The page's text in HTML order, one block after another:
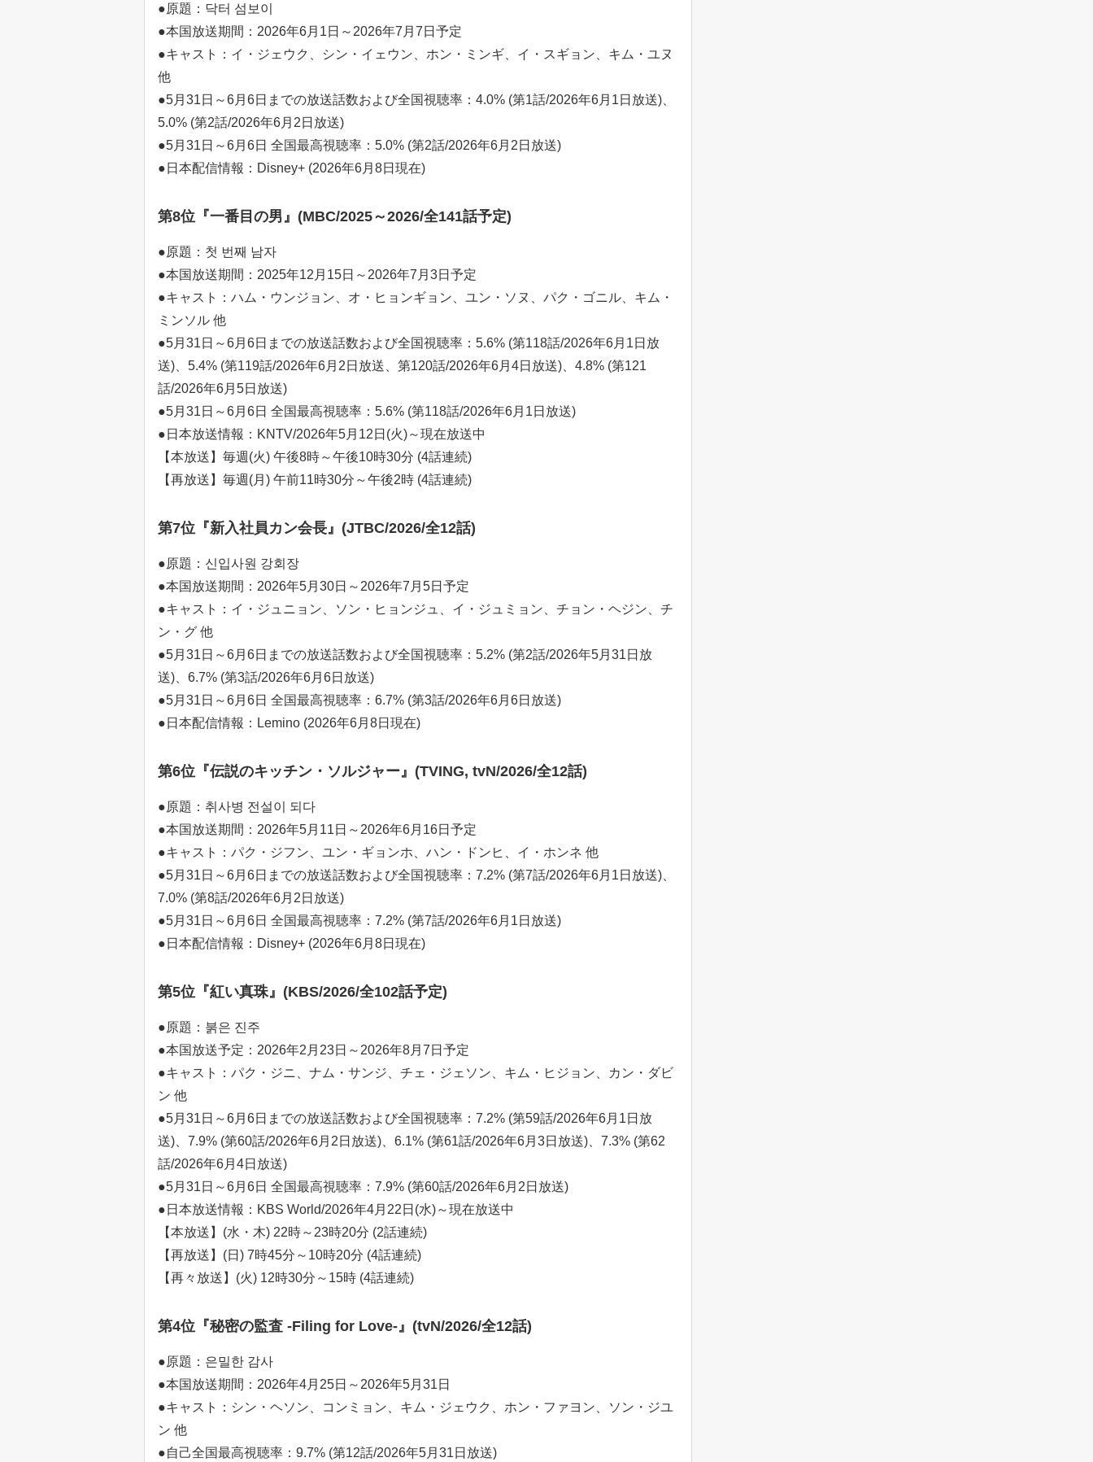
●原題：닥터 섬보이
●本国放送期間：2026年6月1日～2026年7月7日予定
●キャスト：イ・ジェウク、シン・イェウン、ホン・ミンギ、イ・スギョン、キム・ユヌ
他
●5月31日～6月6日までの放送話数および全国視聴率：4.0% (第1話/2026年6月1日放送)、
5.0% (第2話/2026年6月2日放送)
●5月31日～6月6日 全国最高視聴率：5.0% (第2話/2026年6月2日放送)
●日本配信情報：Disney+ (2026年6月8日現在)
第8位『一番目の男』(MBC/2025～2026/全141話予定)
●原題：첫 번째 남자
●本国放送期間：2025年12月15日～2026年7月3日予定
●キャスト：ハム・ウンジョン、オ・ヒョンギョン、ユン・ソヌ、パク・ゴニル、キム・
ミンソル 他
●5月31日～6月6日までの放送話数および全国視聴率：5.6% (第118話/2026年6月1日放
送)、5.4% (第119話/2026年6月2日放送、第120話/2026年6月4日放送)、4.8% (第121
話/2026年6月5日放送)
●5月31日～6月6日 全国最高視聴率：5.6% (第118話/2026年6月1日放送)
●日本放送情報：KNTV/2026年5月12日(火)～現在放送中
【本放送】毎週(火) 午後8時～午後10時30分 (4話連続)
【再放送】毎週(月) 午前11時30分～午後2時 (4話連続)
第7位『新入社員カン会長』(JTBC/2026/全12話)
●原題：신입사원 강회장
●本国放送期間：2026年5月30日～2026年7月5日予定
●キャスト：イ・ジュニョン、ソン・ヒョンジュ、イ・ジュミョン、チョン・ヘジン、チ
ン・グ 他
●5月31日～6月6日までの放送話数および全国視聴率：5.2% (第2話/2026年5月31日放
送)、6.7% (第3話/2026年6月6日放送)
●5月31日～6月6日 全国最高視聴率：6.7% (第3話/2026年6月6日放送)
●日本配信情報：Lemino (2026年6月8日現在)
第6位『伝説のキッチン・ソルジャー』(TVING, tvN/2026/全12話)
●原題：취사병 전설이 되다
●本国放送期間：2026年5月11日～2026年6月16日予定
●キャスト：パク・ジフン、ユン・ギョンホ、ハン・ドンヒ、イ・ホンネ 他
●5月31日～6月6日までの放送話数および全国視聴率：7.2% (第7話/2026年6月1日放送)、
7.0% (第8話/2026年6月2日放送)
●5月31日～6月6日 全国最高視聴率：7.2% (第7話/2026年6月1日放送)
●日本配信情報：Disney+ (2026年6月8日現在)
第5位『紅い真珠』(KBS/2026/全102話予定)
●原題：붉은 진주
●本国放送予定：2026年2月23日～2026年8月7日予定
●キャスト：パク・ジニ、ナム・サンジ、チェ・ジェソン、キム・ヒジョン、カン・ダビ
ン 他
●5月31日～6月6日までの放送話数および全国視聴率：7.2% (第59話/2026年6月1日放
送)、7.9% (第60話/2026年6月2日放送)、6.1% (第61話/2026年6月3日放送)、7.3% (第62
話/2026年6月4日放送)
●5月31日～6月6日 全国最高視聴率：7.9% (第60話/2026年6月2日放送)
●日本放送情報：KBS World/2026年4月22日(水)～現在放送中
【本放送】(水・木) 22時～23時20分 (2話連続)
【再放送】(日) 7時45分～10時20分 (4話連続)
【再々放送】(火) 12時30分～15時 (4話連続)
第4位『秘密の監査 -Filing for Love-』(tvN/2026/全12話)
●原題：은밀한 감사
●本国放送期間：2026年4月25日～2026年5月31日
●キャスト：シン・ヘソン、コンミョン、キム・ジェウク、ホン・ファヨン、ソン・ジユ
ン 他
●自己全国最高視聴率：9.7% (第12話/2026年5月31日放送)